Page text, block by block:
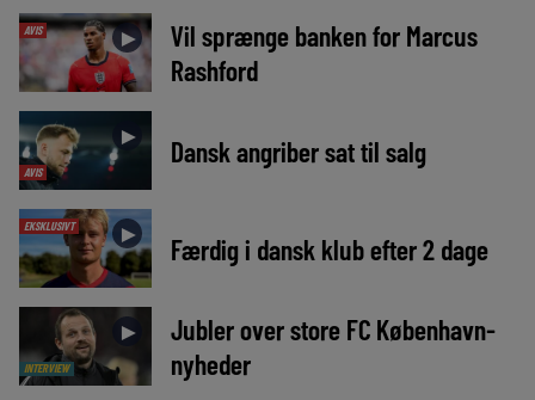
AVIS ►
Vil sprænge banken for Marcus
Rashford
AVIS
► Dansk angriber sat til salg
EKSKLUSIVT ► Færdig i dansk klub efter 2 dage
INTERVIEW
►
Jubler over store FC København-
nyheder